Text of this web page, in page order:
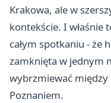
Krakowa, ale w
kontekście. I właśnie
całym spotkaniu - że
zamknięta w jednym
wybrzmiewać
Poznaniem.